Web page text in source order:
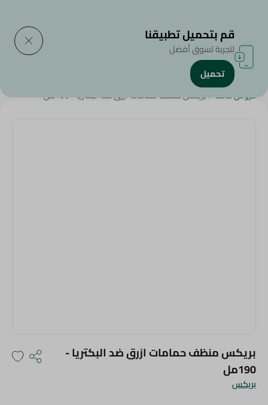
الرئيسية/المنظفات
عروض عامة/بريكس منظف حمامات ازرق ضد البكتريا - 190مل
بريكس
بريكس منظف حمامات ازرق ضد البكتريا -
190مل
قم بتحميل تطبيقنا
لتجربة تسوق أفضل
تحميل